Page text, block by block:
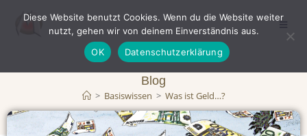
Blog
> Basiswissen > Was ist Geld…?
Diese Website benutzt Cookies. Wenn du die Website weiter
nutzt, gehen wir von deinem Einverständnis aus.
OK
Datenschutzerklärung